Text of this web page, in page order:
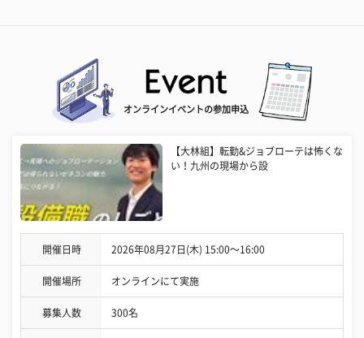
オンラインイベントの参加申込
【大林組】転勤&ジョブローテは怖くな
い！九州の現場から設
開催日時 2026年08月27日(木) 15:00〜16:00
開催場所 オンラインにて実施
募集人数 300名